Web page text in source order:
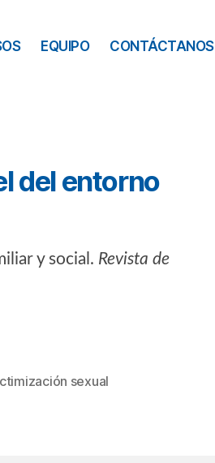
EQUIPO CONTÁCTANOS
del entorno
y social. Revista de
sexual